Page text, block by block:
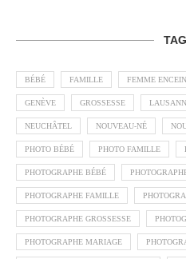
BÉBÉ FAMILLE FEMME
GENÈVE GROSSESSE
NEUCHÂTEL NOUVEAU-NÉ
PHOTO BÉBÉ PHOTO FAMILLE
PHOTOGRAPHE BÉBÉ
PHOTOGRAPHE FAMILLE
PHOTOGRAPHE GROSSESSE
PHOTOGRAPHE MARIAGE